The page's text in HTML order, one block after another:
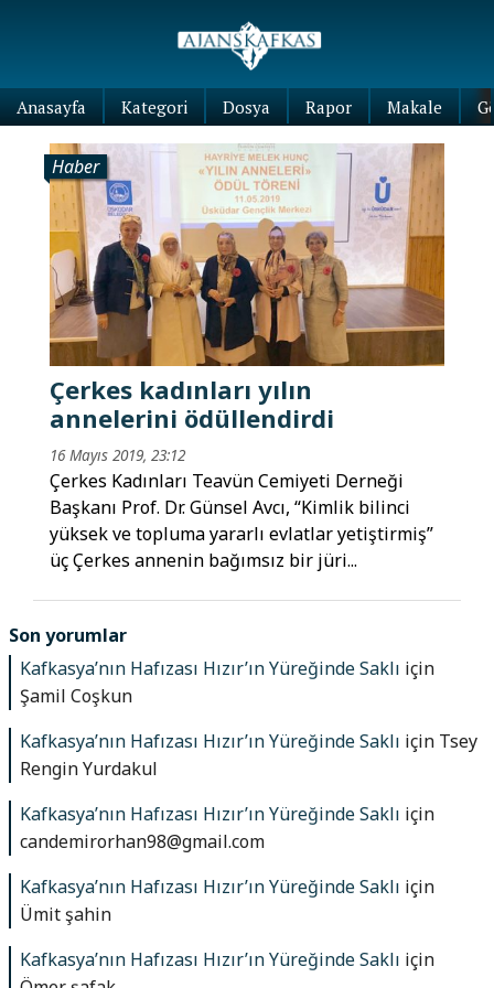
Anasayfa Kategori Dosya Rapor Makale
Haber
Çerkes kadınları yılın
annelerini ödüllendirdi
16 Mayıs 2019, 23:12
Çerkes Kadınları Teavün Cemiyeti Derneği
Başkanı Prof. Dr. Günsel Avcı, “Kimlik bilinci
yüksek ve topluma yararlı evlatlar yetiştirmiş”
üç Çerkes annenin bağımsız bir jüri...
Son yorumlar
Kafkasya’nın Hafızası Hızır’ın Yüreğinde Saklı için
Şamil Coşkun
Kafkasya’nın Hafızası Hızır’ın Yüreğinde Saklı için Tsey
Rengin Yurdakul
Kafkasya’nın Hafızası Hızır’ın Yüreğinde Saklı için
candemirorhan98@gmail.com
Kafkasya’nın Hafızası Hızır’ın Yüreğinde Saklı için
Ümit şahin
Kafkasya’nın Hafızası Hızır’ın Yüreğinde Saklı için